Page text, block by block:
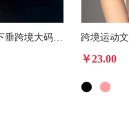
高强度防震运动内衣前拉链防下垂跨境大码美背外穿跑步健
￥23.00